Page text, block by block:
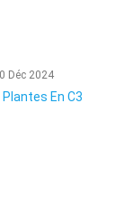
Déc 2024
En C3